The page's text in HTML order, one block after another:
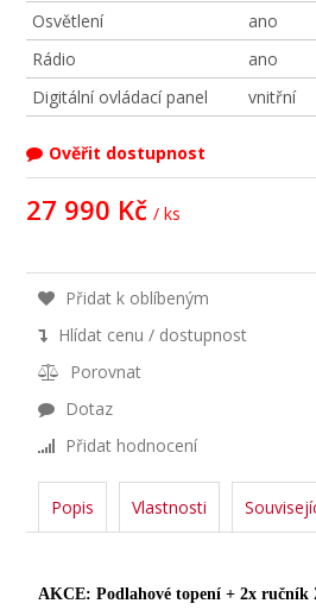
Osvětlení
ano
Rádio
ano
Digitální ovládací panel
vnitřní
Ověřit dostupnost
27 990 Kč / ks
Přidat k oblíbeným
Hlídat cenu / dostupnost
Porovnat
Dotaz
Přidat hodnocení
Popis Vlastnosti
AKCE: Podlahové topení + 2x